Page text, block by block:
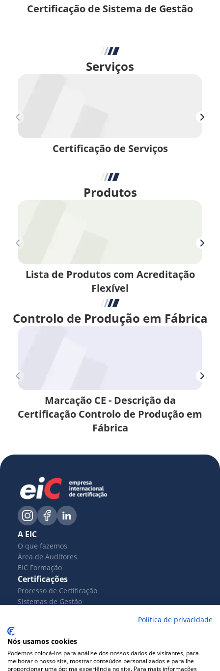
Certificação de Sistema de Gestão
Serviços
Certificação de Serviços
Produtos
Lista de Produtos com Acreditação
Flexível
Controlo de Produção em Fábrica
Marcação CE - Descrição da
Certificação Controlo de Produção em
Fábrica
A EIC
O que fazemos
Área de Auditores
EIC Formação
Certificações
Processo de Certificação
Sistemas de Gestão
Documentos
Blog
Política de privacidade
Nós usamos cookies
Podemos colocá-los para análise dos nossos dados de visitantes, para
melhorar o nosso site, mostrar conteúdos personalizados e para lhe
proporcionar uma óptima experiência no site. Para mais informações